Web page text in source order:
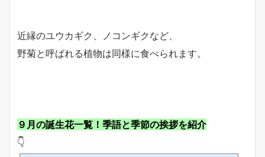
近縁のユウカギク、ノコンギクなど、
野菊と呼ばれる植物は同様に食べられます。
９月の誕生花一覧！季語と季節の挨拶を紹介
👇